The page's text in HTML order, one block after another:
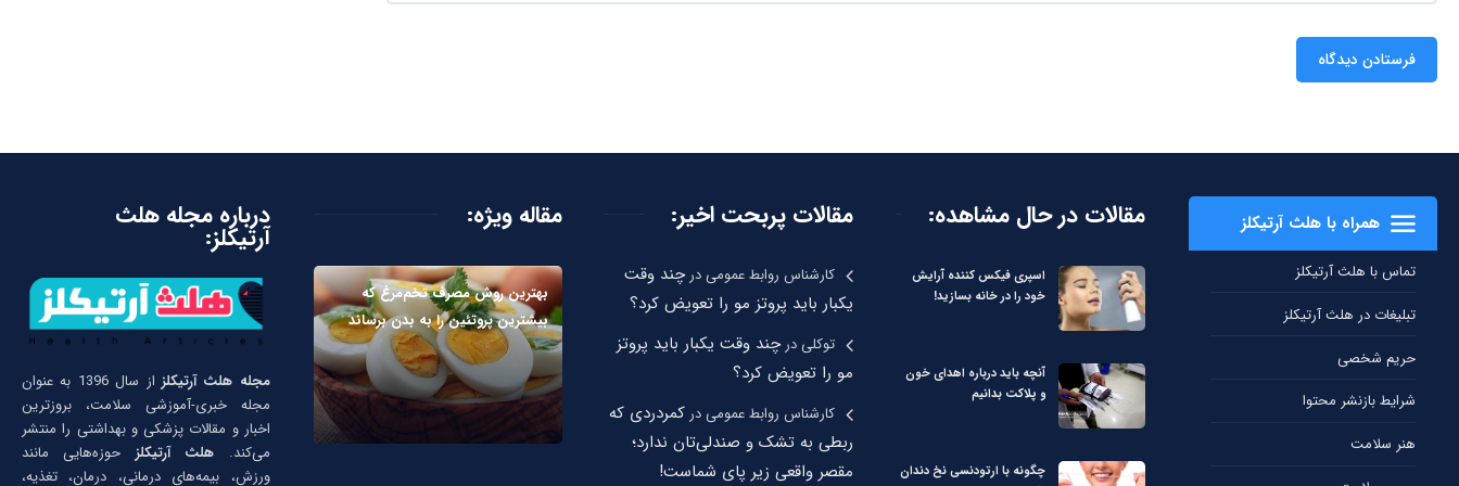
همراه با هلث آرتیکلز
تماس با هلث آرتیکلز
تبلیغات در هلث آرتیکلز
حریم شخصی
شرایط بازنشر محتوا
هنر سلامت
مقالات در حال مشاهده:
اسپری فیکس کننده آرایش
خود را در خانه بسازید!
آنچه باید درباره اهدای خون
و پلاکت بدانیم
چگونه با ارتودنسی نخ دندان
مقالات پربحت اخیر:
کارشناس روابط عمومیدرچند وقت
یکبار باید پروتز مو را تعویض کرد؟
توکلیدرچند وقت یکبار باید پروتز
مو را تعویض کرد؟
کارشناس روابط عمومیدر کمردردی که
ربطی به تشک و صندلی‌تان ندارد؛
مقصر واقعی زیر پای شماست!
مقاله ویژه:
بهترین روش مصرف تخم‌مرغ که
بیشترین پروتئین را به بدن برساند
درباره مجله هلث
آرتیکلز:
مجله هلث آرتیکلز
از سال 1396 به عنوان
مجله خبری-آموزشی سلامت، بروزترین
اخبار و مقالات پزشکی و بهداشتی را منتشر
می‌کند. هلث آرتیکلز حوزه‌هایی مانند
ورزش، بیمه‌های درمانی، درمان، تغذیه،